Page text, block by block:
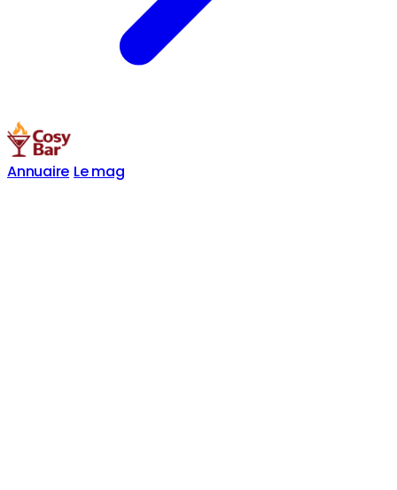
Annuaire Le mag